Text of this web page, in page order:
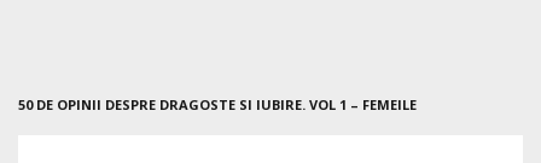
50 DE OPINII DESPRE DRAGOSTE SI IUBIRE. VOL 1 – FEMEILE